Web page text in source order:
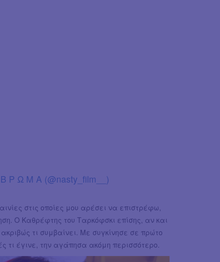
Ρ Ω Μ Α (@nasty_film__)
στις οποίες μου αρέσει να επιστρέφω,
Ο Καθρέφτης του Ταρκόφσκι επίσης, αν και
τι συμβαίνει. Με συγκίνησε σε πρώτο
έγινε, την αγάπησα ακόμη περισσότερο.